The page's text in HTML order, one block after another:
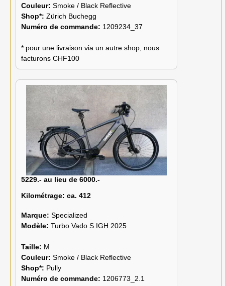
Couleur: Smoke / Black Reflective
Shop*: Zürich Buchegg
Numéro de commande: 1209234_37
* pour une livraison via un autre shop, nous
facturons CHF100
5229.- au lieu de 6000.-
Kilométrage: ca. 412
Marque: Specialized
Modèle: Turbo Vado S IGH 2025
Taille: M
Couleur: Smoke / Black Reflective
Shop*: Pully
Numéro de commande: 1206773_2.1